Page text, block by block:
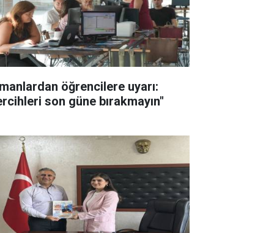
öğrencilere uyarı:
son güne bırakmayın"